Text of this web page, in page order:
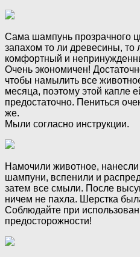
Сама шампунь прозрачного
запахом то ли древесины, то
комфортный и
Очень экономичен!
чтобы намылить все
месяца, поэтому этой капле
предостаточно. Пениться
же.
Мыли согласно инструкции.
Намочили животное,
шампуни, вспенили и
затем все смыли. После
ничем не пахла. Шерстка
Соблюдайте при
предосторожности!